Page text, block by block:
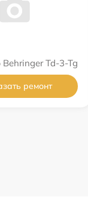
Behringer Td-3-Tg
ремонт